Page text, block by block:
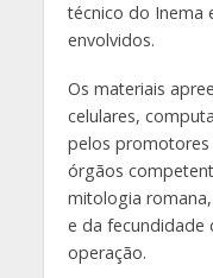
técnico do Inema
envolvidos.
Os materiais
celulares,
pelos promotores
órgãos
mitologia
e da fecundidade
operação.